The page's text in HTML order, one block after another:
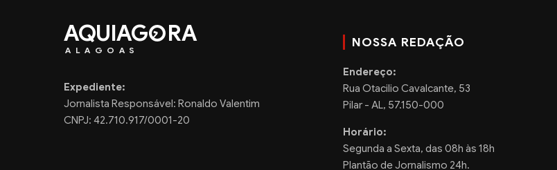
AQUIAG RA
ALAGOAS
Expediente:
Jornalista Responsável: Ronaldo Valentim
CNPJ: 42.710.917/0001-20
NOSSA REDAÇÃO
Endereço:
Rua Otacilio Cavalcante, 53
Pilar - AL, 57.150-000
Horário:
Segunda a Sexta, das 08h às 18h
Plantão de Jornalismo 24h.